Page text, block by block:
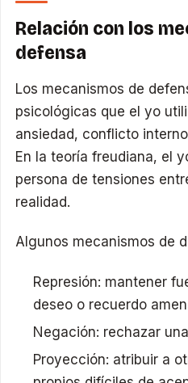
Relación con los
defensa
Los mecanismos de
psicológicas que el yo
ansiedad, conflicto
En la teoría freudiana, el
persona de tensiones
realidad.
Algunos mecanismos de
Represión: mantener
deseo o recuerdo
Negación: rechazar
Proyección: atribuir a